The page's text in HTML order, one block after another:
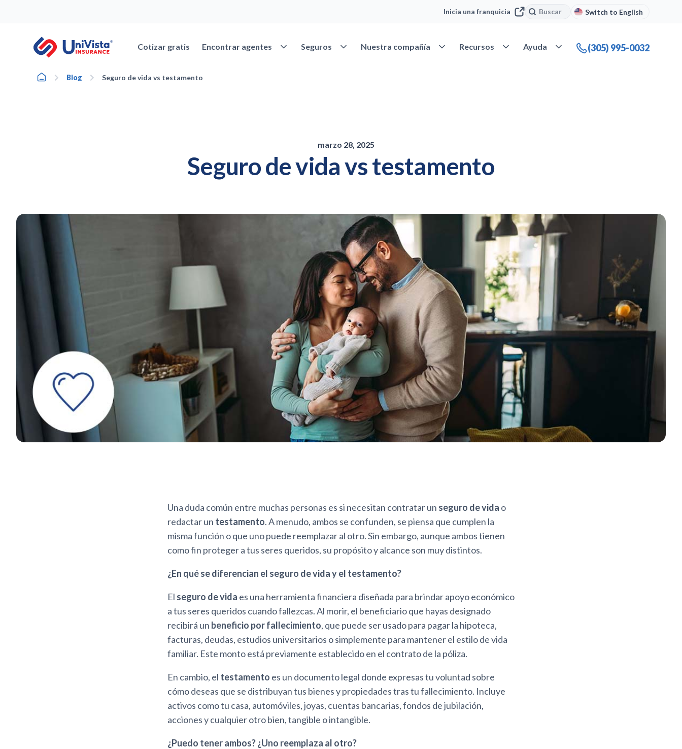
Inicia una franquicia Buscar
Buscar Switch to English
Cotizar gratis Encontrar agentes Abrir Encontrar agentes
Seguros Abrir SegurosNuestra compañía Abrir Nuestra compañía
Recursos Abrir Recursos
Ayuda Abrir Ayuda(305) 995-0032
Home Blog Seguro de vida vs testamento
marzo 28, 2025
Seguro de vida vs testamento
Una duda común entre muchas personas es si necesitan contratar un seguro de vida o
redactar un testamento. A menudo, ambos se confunden, se piensa que cumplen la
misma función o que uno puede reemplazar al otro. Sin embargo, aunque ambos tienen
como fin proteger a tus seres queridos, su propósito y alcance son muy distintos.
¿En qué se diferencian el seguro de vida y el testamento?
El seguro de vida es una herramienta financiera diseñada para brindar apoyo económico
a tus seres queridos cuando fallezcas. Al morir, el beneficiario que hayas designado
recibirá un beneficio por fallecimiento, que puede ser usado para pagar la hipoteca,
facturas, deudas, estudios universitarios o simplemente para mantener el estilo de vida
familiar. Este monto está previamente establecido en el contrato de la póliza.
En cambio, el testamento es un documento legal donde expresas tu voluntad sobre
cómo deseas que se distribuyan tus bienes y propiedades tras tu fallecimiento. Incluye
activos como tu casa, automóviles, joyas, cuentas bancarias, fondos de jubilación,
acciones y cualquier otro bien, tangible o intangible.
¿Puedo tener ambos? ¿Uno reemplaza al otro?